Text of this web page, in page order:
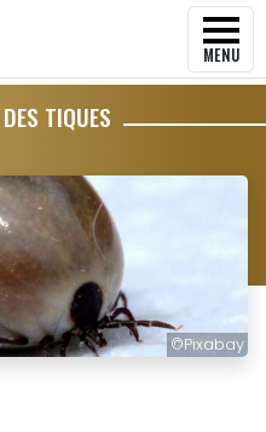
MENU
TIQUES
©Pixabay